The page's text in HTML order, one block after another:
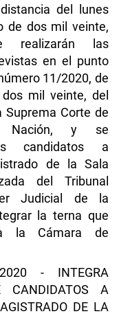
del lunes
de dos mil veinte,
las
en el punto
11/2020, de
mil veinte, del
Suprema Corte de
y se
candidatos a
de la Sala
del Tribunal
Judicial de la
la terna que
la Cámara de
- INTEGRA
A
DE LA